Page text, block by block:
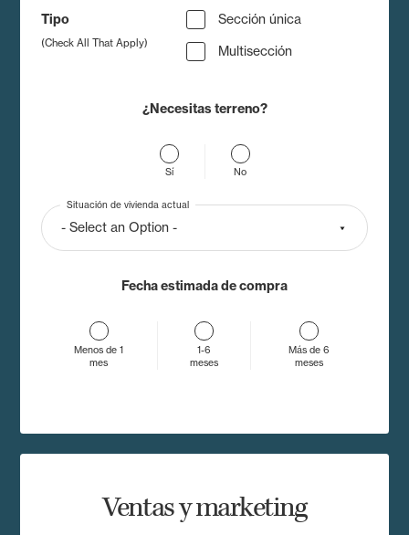
Tipo
(Check All That Apply)
Sección única
Multisección
¿Necesitas terreno?
Sí No
Situación de vivienda actual
Fecha estimada de compra
Menos de 1
mes
1-6
meses
Más de 6
meses
Ventas y marketing